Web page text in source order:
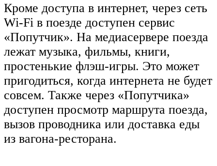
Кроме доступа в интернет, через сеть
Wi-Fi в поезде доступен сервис
«Попутчик». На медиасервере поезда
лежат музыка, фильмы, книги,
простенькие флэш-игры. Это может
пригодиться, когда интернета не будет
совсем. Также через «Попутчика»
доступен просмотр маршрута поезда,
вызов проводника или доставка еды
из вагона-ресторана.